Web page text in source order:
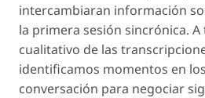
intercambiaran información
la primera sesión sincrónica.
cualitativo de las
identificamos momentos en
conversación para negociar